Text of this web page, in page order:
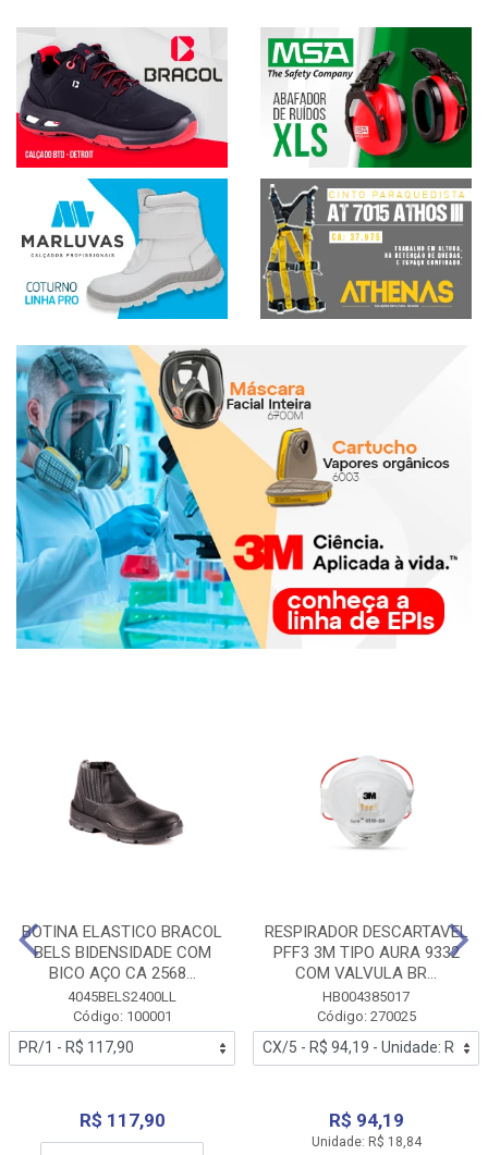
BOTINA ELASTICO BRACOL
BELS BIDENSIDADE COM
BICO AÇO CA 2568...
4045BELS2400LL
Código: 100001
R$ 117,90
RESPIRADOR DESCARTAVEL
PFF3 3M TIPO AURA 9332
COM VALVULA BR...
HB004385017
Código: 270025
R$ 94,19
Unidade: R$ 18,84